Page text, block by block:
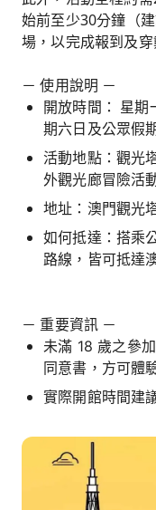
始前至少30分鐘（
場，以完成報到及穿
－ 使用說明 －
開放時間： 星期
期六日及公眾假
活動地點：觀光
外觀光廊冒險活
地址：澳門觀光
如何抵達：搭乘
路線，皆可抵達
－ 重要資訊 －
未滿 18 歲之參
同意書，方可體
實際開館時間建